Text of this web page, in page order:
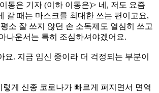
동은 기자 (이하 이동은)> 네, 저도 요즘
갈 때는 마스크를 최대한 쓰는 편이고요,
소 잘 쓰지 않던 손 소독제도 열심히 쓰고
나운서는 특히 조심하셔야겠어요.
. 지금 임신 중이라 더 걱정되는 부분이
게 신종 코로나가 빠르게 퍼지면서 면역